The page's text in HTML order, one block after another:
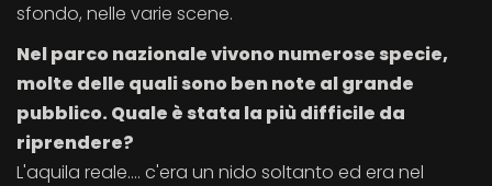
sfondo, nelle varie scene.
Nel parco nazionale vivono numerose specie,
molte delle quali sono ben note al grande
pubblico. Quale è stata la più difficile da
riprendere?
L'aquila reale.... c'era un nido soltanto ed era nel